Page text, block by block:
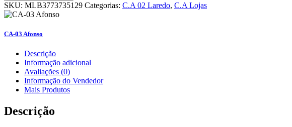
SKU: MLB3773735129 Categorias: C.A 02 Laredo, C.A Lojas
CA-03 Afonso
Descrição
Informação adicional
Avaliações (0)
Informação do Vendedor
Mais Produtos
Descrição